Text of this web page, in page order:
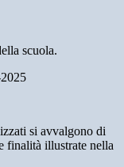
scuola.
si avvalgono di
finalità illustrate nella